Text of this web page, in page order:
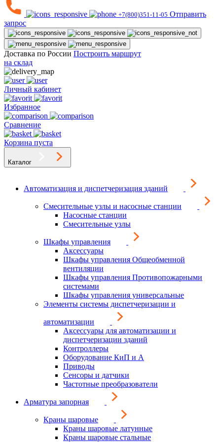
+7(800)351-11-05 Отправить
запрос
Доставка по России Построить маршрут
на склад
Личный кабинет
Избранное
Сравнение
Корзина пуста
Каталог
Автоматизация и диспетчеризация зданий
Смесительные узлы и насосные станции
Насосные станции
Смесительные узлы
Шкафы управления
Аксессуары
Шкафы управления Общеобменной
вентиляции
Шкафы управления Противопожарными
системами
Шкафы управления универсальные
Элементы системы диспетчеризации и
автоматизации
Аксессуары для автоматизации и
диспетчеризации зданий
Контроллеры
Оборудование КиП и А
Приводы
Сенсоры и датчики
Частотные преобразователи
Арматура запорная
Краны шаровые
Краны шаровые латунные
Краны шаровые стальные